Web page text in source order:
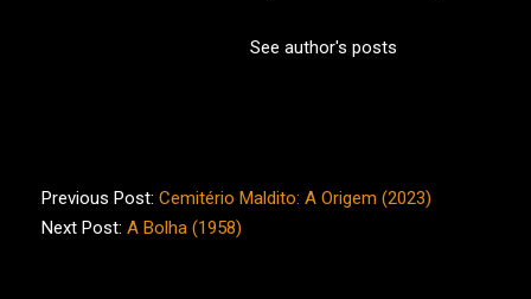
See author's posts
10-
18
Previous Post: Cemitério Maldito: A Origem (2023)
Next Post: A Bolha (1958)